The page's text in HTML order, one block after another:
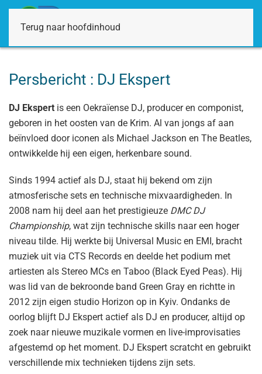
Terug naar hoofdinhoud
Persbericht : DJ Ekspert
DJ Ekspert is een Oekraïense DJ, producer en componist,
geboren in het oosten van de Krim. Al van jongs af aan
beïnvloed door iconen als Michael Jackson en The Beatles,
ontwikkelde hij een eigen, herkenbare sound.
Sinds 1994 actief als DJ, staat hij bekend om zijn
atmosferische sets en technische mixvaardigheden. In
2008 nam hij deel aan het prestigieuze DMC DJ
Championship, wat zijn technische skills naar een hoger
niveau tilde. Hij werkte bij Universal Music en EMI, bracht
muziek uit via CTS Records en deelde het podium met
artiesten als Stereo MCs en Taboo (Black Eyed Peas). Hij
was lid van de bekroonde band Green Gray en richtte in
2012 zijn eigen studio Horizon op in Kyiv. Ondanks de
oorlog blijft DJ Ekspert actief als DJ en producer, altijd op
zoek naar nieuwe muzikale vormen en live-improvisaties
afgestemd op het moment. DJ Ekspert scratcht en gebruikt
verschillende mix technieken tijdens zijn sets.